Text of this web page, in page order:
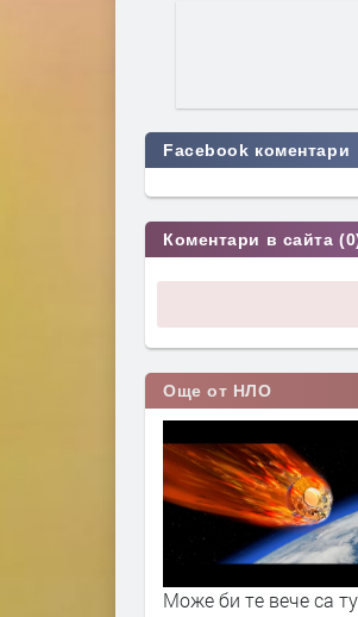
Facebook коментари
Коментари в сайта
Още от НЛО
би те вече са тук:
Д-р